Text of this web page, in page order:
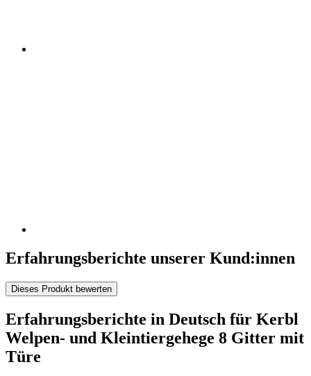
Erfahrungsberichte unserer Kund:innen
Dieses Produkt bewerten
Erfahrungsberichte in Deutsch für Kerbl
Welpen- und Kleintiergehege 8 Gitter mit
Türe